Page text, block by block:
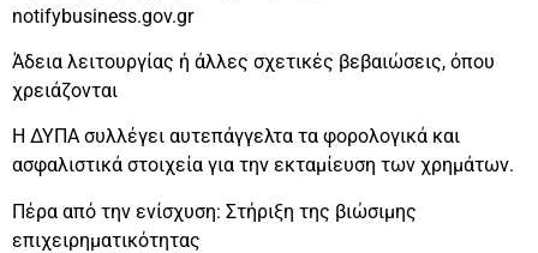
notifybusiness.gov.gr
Άδεια λειτουργίας ή άλλες σχετικές βεβαιώσεις, όπου
χρειάζονται
Η ΔΥΠΑ συλλέγει αυτεπάγγελτα τα φορολογικά και
ασφαλιστικά στοιχεία για την εκταμίευση των χρημάτων.
Πέρα από την ενίσχυση: Στήριξη της βιώσιμης
επιχειρηματικότητας